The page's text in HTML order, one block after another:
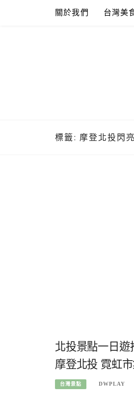
關於我們 台灣美
標籤: 摩登北投閃
北投景點一日
摩登北投 霓虹
台灣景點 DWPLAY